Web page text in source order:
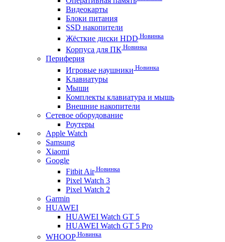
Видеокарты
Блоки питания
SSD накопители
Жёсткие диски HDD Новинка
Корпуса для ПК Новинка
Периферия
Игровые наушники Новинка
Клавиатуры
Мыши
Комплекты клавиатура и мышь
Внешние накопители
Сетевое оборудование
Роутеры
Apple Watch
Samsung
Xiaomi
Google
Fitbit AirНовинка
Pixel Watch 3
Pixel Watch 2
Garmin
HUAWEI
HUAWEI Watch GT 5
HUAWEI Watch GT 5 Pro
WHOOP Новинка